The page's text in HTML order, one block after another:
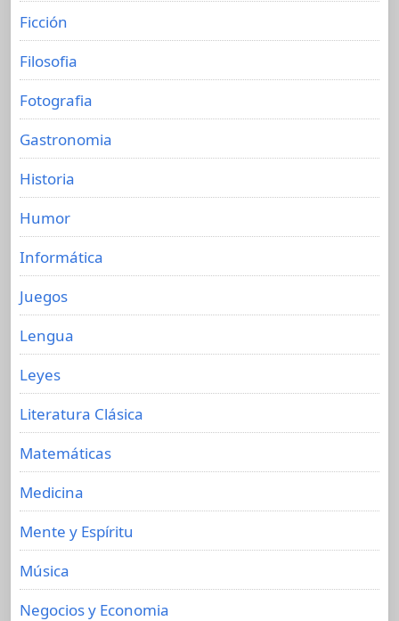
Ficción
Filosofia
Fotografia
Gastronomia
Historia
Humor
Informática
Juegos
Lengua
Leyes
Literatura Clásica
Matemáticas
Medicina
Mente y Espíritu
Música
Negocios y Economia